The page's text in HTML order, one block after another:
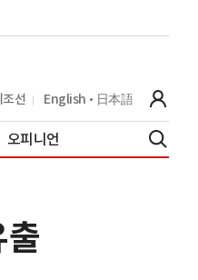
조선 English 日本語
오피니언